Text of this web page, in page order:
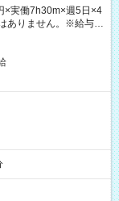
実働7h30m×週5日×4
ありません。※給与即